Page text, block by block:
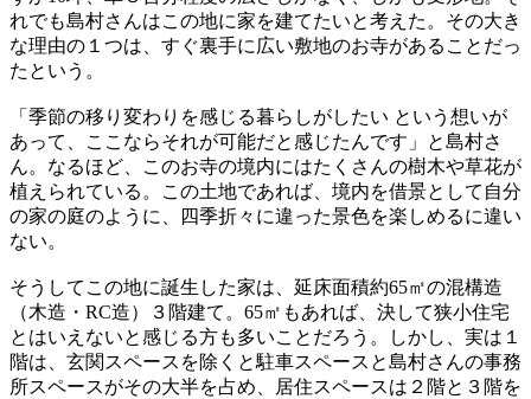
れでも島村さんはこの地に家を建てたいと考えた。その大き
な理由の１つは、すぐ裏手に広い敷地のお寺があることだっ
たという。
「季節の移り変わりを感じる暮らしがしたい という想いが
あって、ここならそれが可能だと感じたんです」と島村さ
ん。なるほど、このお寺の境内にはたくさんの樹木や草花が
植えられている。この土地であれば、境内を借景として自分
の家の庭のように、四季折々に違った景色を楽しめるに違い
ない。
そうしてこの地に誕生した家は、延床面積約65㎡の混構造
（木造・RC造）３階建て。65㎡もあれば、決して狭小住宅
とはいえないと感じる方も多いことだろう。しかし、実は１
階は、玄関スペースを除くと駐車スペースと島村さんの事務
所スペースがその大半を占め、居住スペースは２階と３階を